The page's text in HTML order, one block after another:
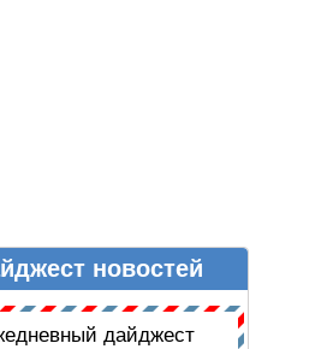
новостей
дайджест